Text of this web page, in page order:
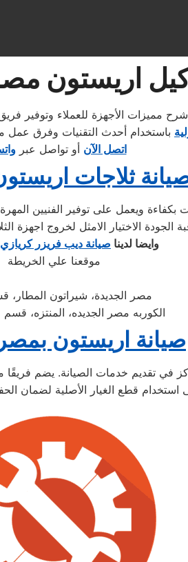
اريستون
اتصل الآن أو تواصل عبر
ثلاجات
وايضا لدينا صيانة ديب فريزر
موقعنا علي الخريطة
مصر الجديدة، شيراتون المطار،
الكوربه مصر الجديده، المنتزه،
صيانة اريستون
تقديم خدمات الصيانة. يضم فريقًا